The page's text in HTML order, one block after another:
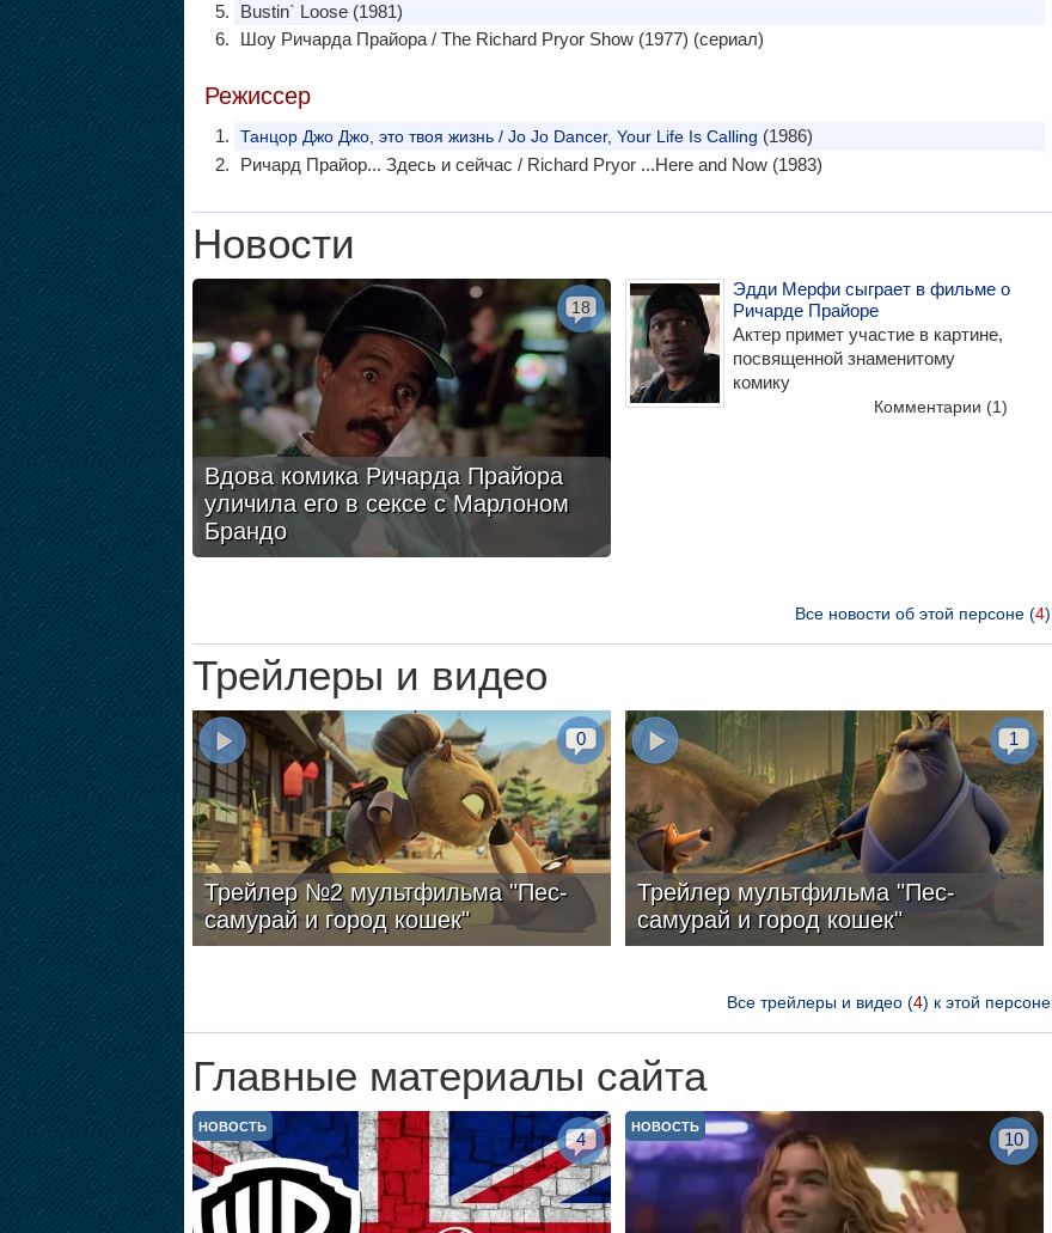
Bustin` Loose (1981)
Шоу Ричарда Прайора / The Richard Pryor Show (1977) (сериал)
Режиссер
Танцор Джо Джо, это твоя жизнь / Jo Jo Dancer, Your Life Is Calling (1986)
Ричард Прайор... Здесь и сейчас / Richard Pryor ...Here and Now (1983)
Новости
Вдова комика Ричарда Прайора
уличила его в сексе с Марлоном
Брандо
18
Эдди Мерфи сыграет в фильме о
Ричарде Прайоре
Актер примет участие в картине,
посвященной знаменитому
комику
Комментарии (1)
Все новости об этой персоне (4)
Трейлеры и видео
Трейлер №2 мультфильма "Пес-
самурай и город кошек"
0
Трейлер мультфильма "Пес-
самурай и город кошек"
1
Все трейлеры и видео (4) к этой персоне
Главные материалы сайта
НОВОСТЬ
4
НОВОСТЬ
10